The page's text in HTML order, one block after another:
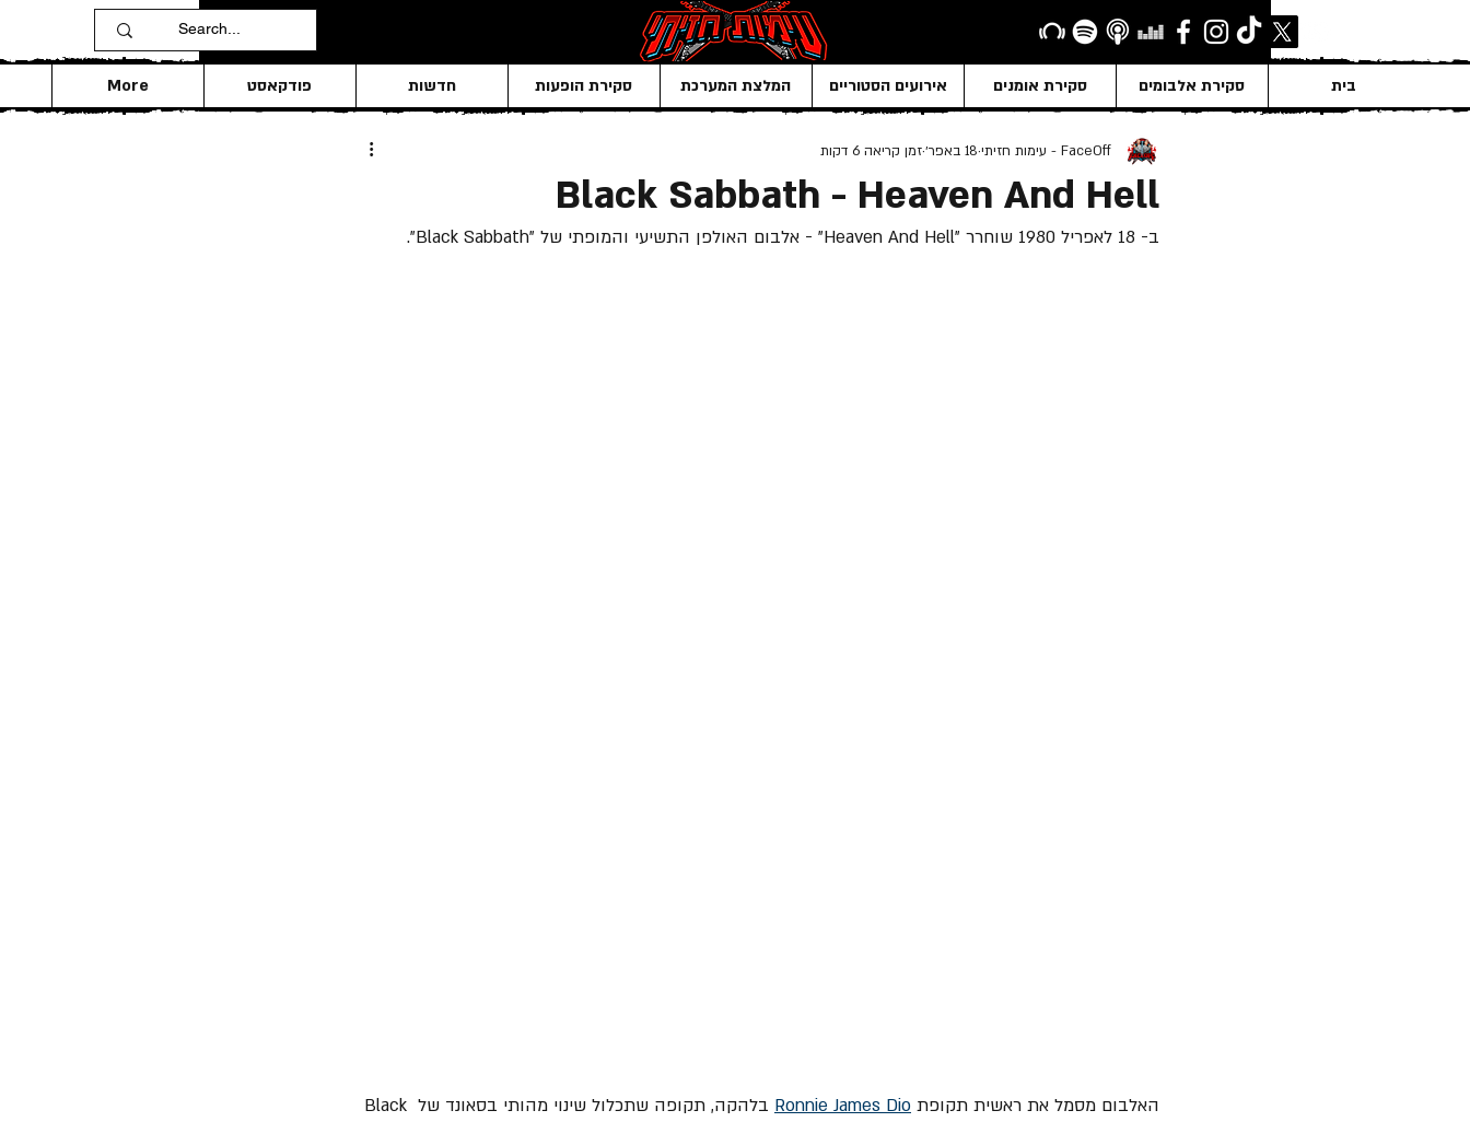
בית סקירת אלבומים סקירת אומנים אירועים הסטוריים המלצת המערכת סקירת הופעות חדשות פודקאסט More
Black Sabbath - Heaven And Hell
FaceOff - עימות חזיתי 18 באפר׳ זמן קריאה 6 דקות
ב- 18 לאפריל 1980 שוחרר "Heaven And Hell" - אלבום האולפן התשיעי והמופתי של "Black Sabbath".
האלבום מסמל את ראשית תקופת Ronnie James Dio
בלהקה, תקופה שתכלול שינוי מהותי בסאונד של Black